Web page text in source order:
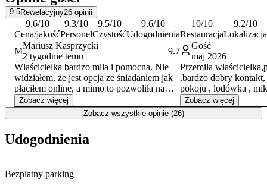
9.5Rewelacyjny26 opinii
9.6/10
Cena/jakość
9.3/10
Personel
9.5/10
Czystość
9.6/10
Udogodnienia
10/10
Restauracja
9.2/10
Lokalizacja
M
Mariusz Kasprzycki
2 tygodnie temu
9.7
Właścicielka bardzo miła i pomocna. Nie
widziałem, że jest opcja ze śniadaniem jak
płaciłem online, a mimo to pozwoliła nam
właścicielka skorzystać z kuchni i
przygotować sobie na szybko jajecznice.
Pomimo bliskości trasy S8 to nie było
swoja robotę.
Zobacz więcej
Gość
maj 2026
Przemiła
,bardzo dobry
pokoju , lodówka ,
parzenia kawy,
bazą wypadowa do
samego Wrocławia
Zobacz więcej
Zobacz wszystkie opinie (26)
Udogodnienia
Bezpłatny parking